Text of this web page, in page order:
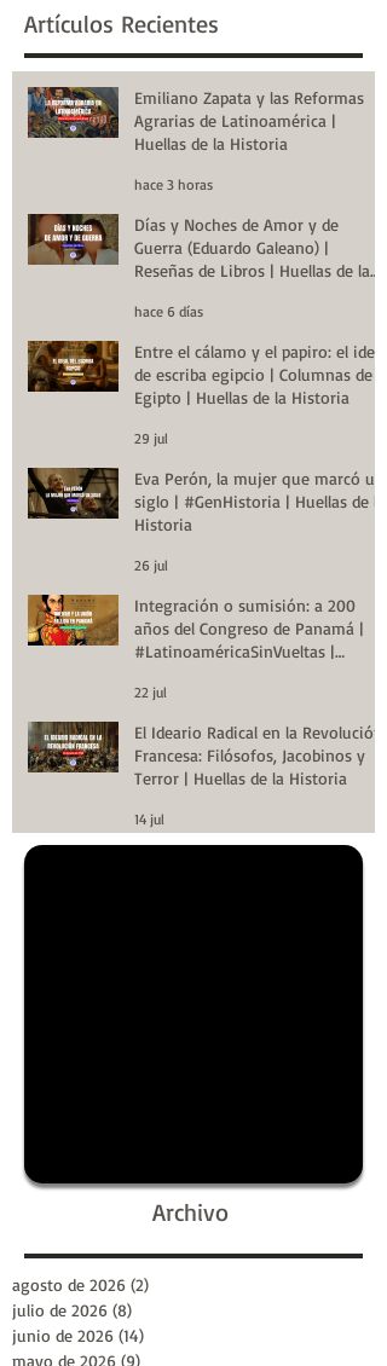
Artículos Recientes
Emiliano Zapata y las Reformas
Agrarias de Latinoamérica |
Huellas de la Historia
hace 3 horas
Días y Noches de Amor y de
Guerra (Eduardo Galeano) |
Reseñas de Libros | Huellas de la
hace 6 días
Entre el cálamo y el papiro: el ideal
de escriba egipcio | Columnas de
Egipto | Huellas de la Historia
29 jul
Eva Perón, la mujer que marcó un
siglo | #GenHistoria | Huellas de la
Historia
26 jul
Integración o sumisión: a 200
años del Congreso de Panamá |
#LatinoaméricaSinVueltas |
22 jul
El Ideario Radical en la Revolución
Francesa: Filósofos, Jacobinos y
Terror | Huellas de la Historia
14 jul
Archivo
agosto de 2026 (2)
julio de 2026 (8)
junio de 2026 (14)
mayo de 2026 (9)